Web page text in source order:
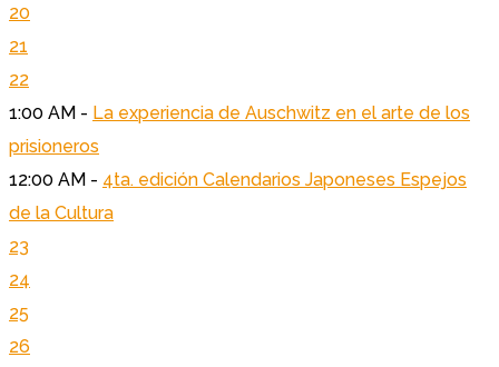
20
21
22
1:00 AM - La experiencia de Auschwitz en el arte de los
prisioneros
12:00 AM - 4ta. edición Calendarios Japoneses Espejos
de la Cultura
23
24
25
26